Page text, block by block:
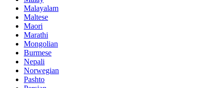
Malayalam
Maltese
Maori
Marathi
Mongolian
Burmese
Nepali
Norwegian
Pashto